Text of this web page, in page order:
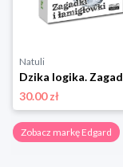
Natuli
30.00 zł
Zobacz markę Edgard